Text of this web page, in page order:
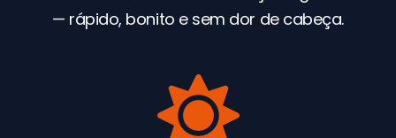
— rápido, bonito e sem dor de cabeça.